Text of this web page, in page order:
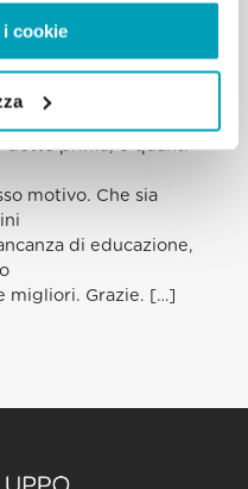
cookie
non buona
motivo. Che sia
di educazione,
migliori. Grazie. […]